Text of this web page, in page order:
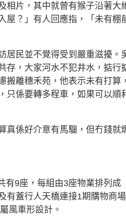
相片，其中就曾有猴子沿著大
屋？」有人回應指，「未有棚
居民並不覺得受到嚴重滋擾。
存，大家河水不犯井水，掂行
搬離穗禾苑，他表示未有打算
只係要轉多程車，如果可以順
真係好介意有馬騮，但冇錢就
9座，每組由3座物業排列成
有蓋行人天橋連接1期購物商
風車形設計。